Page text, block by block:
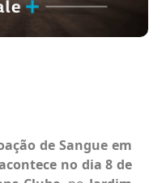
de Sangue em
no dia 8 de